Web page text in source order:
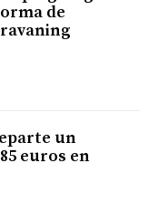
de
un
euros en